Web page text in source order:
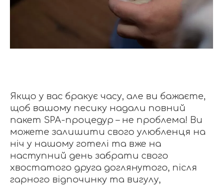
Якщо у вас бракує часу, але ви бажаєте,
щоб вашому песику надали повний
пакет SPA-процедур – не проблема! Ви
можете залишити свого улюбленця на
ніч у нашому готелі та вже на
наступний день забрати свого
хвостатого друга доглянутого, після
гарного відпочинку та вигулу,